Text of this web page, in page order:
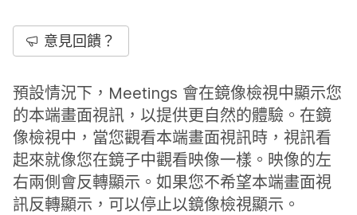
意見回饋？
預設情況下，Meetings 會在鏡像檢視中顯示您
的本端畫面視訊，以提供更自然的體驗。在鏡
像檢視中，當您觀看本端畫面視訊時，視訊看
起來就像您在鏡子中觀看映像一樣。映像的左
右兩側會反轉顯示。如果您不希望本端畫面視
訊反轉顯示，可以停止以鏡像檢視顯示。